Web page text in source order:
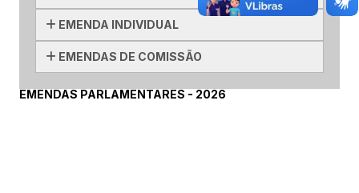
EMENDA INDIVIDUAL
EMENDAS DE COMISSÃO
EMENDAS PARLAMENTARES - 2026